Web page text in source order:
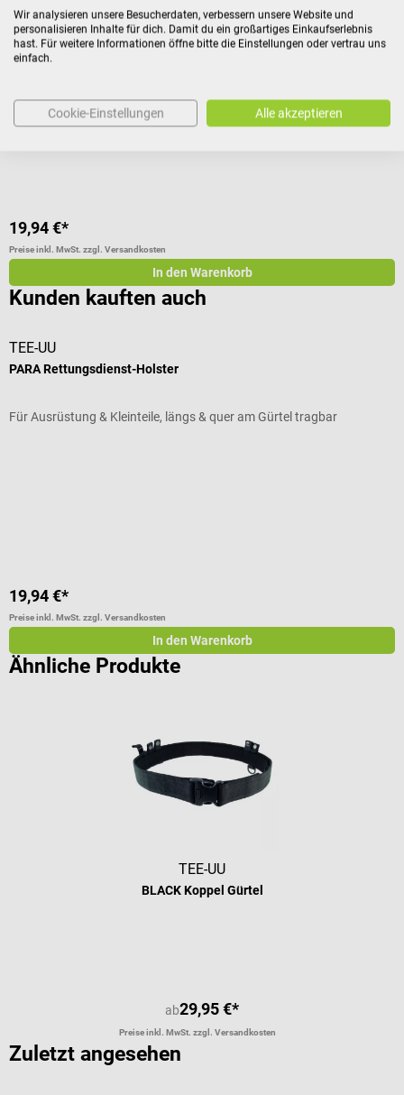
TEE-UU
PARA Rettungsdienst-Holster
19,94 €*
Preise inkl. MwSt. zzgl. Versandkosten
In den Warenkorb
Kunden kauften auch
TEE-UU
PARA Rettungsdienst-Holster
Für Ausrüstung & Kleinteile, längs & quer am Gürtel tragbar
19,94 €*
Preise inkl. MwSt. zzgl. Versandkosten
In den Warenkorb
Ähnliche Produkte
TEE-UU
BLACK Koppel Gürtel
ab29,95 €*
Preise inkl. MwSt. zzgl. Versandkosten
Zuletzt angesehen
Wir analysieren unsere Besucherdaten, verbessern unsere Website und
personalisieren Inhalte für dich. Damit du ein großartiges Einkaufserlebnis
hast. Für weitere Informationen öffne bitte die Einstellungen oder vertrau uns
einfach.
Cookie-Einstellungen Alle akzeptieren